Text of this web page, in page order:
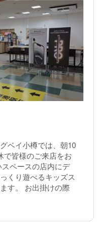
ベイ小樽では、朝10
で皆様のご来店をお
ペースの店内にデ
くり遊べるキッズス
す。 お出掛けの際